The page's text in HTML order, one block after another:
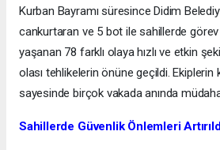
Kurban Bayramı süresince Didim
cankurtaran ve 5 bot ile sahillerde
yaşanan 78 farklı olaya hızlı ve etkin
olası tehlikelerin önüne geçildi. Ekiplerin
sayesinde birçok vakada anında
Sahillerde Güvenlik Önlemleri